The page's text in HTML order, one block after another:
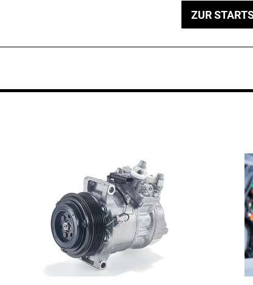
ZUR